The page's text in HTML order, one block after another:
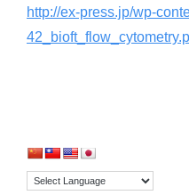
http://ex-press.jp/wp-